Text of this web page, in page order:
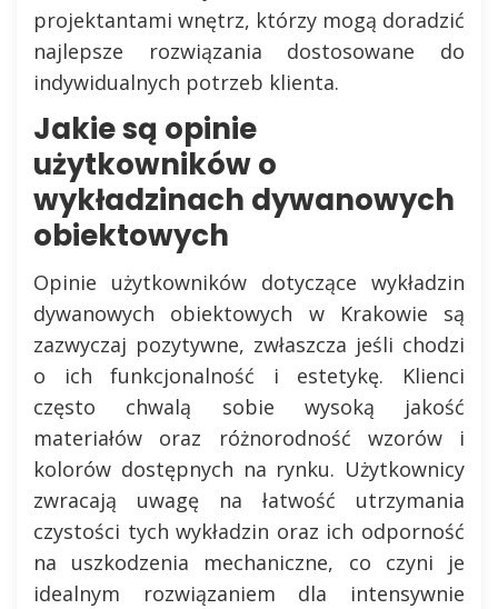
projektantami wnętrz, którzy mogą doradzić
najlepsze rozwiązania dostosowane do
indywidualnych potrzeb klienta.
Jakie są opinie
użytkowników o
wykładzinach dywanowych
obiektowych
Opinie użytkowników dotyczące wykładzin
dywanowych obiektowych w Krakowie są
zazwyczaj pozytywne, zwłaszcza jeśli chodzi
o ich funkcjonalność i estetykę. Klienci
często chwalą sobie wysoką jakość
materiałów oraz różnorodność wzorów i
kolorów dostępnych na rynku. Użytkownicy
zwracają uwagę na łatwość utrzymania
czystości tych wykładzin oraz ich odporność
na uszkodzenia mechaniczne, co czyni je
idealnym rozwiązaniem dla intensywnie